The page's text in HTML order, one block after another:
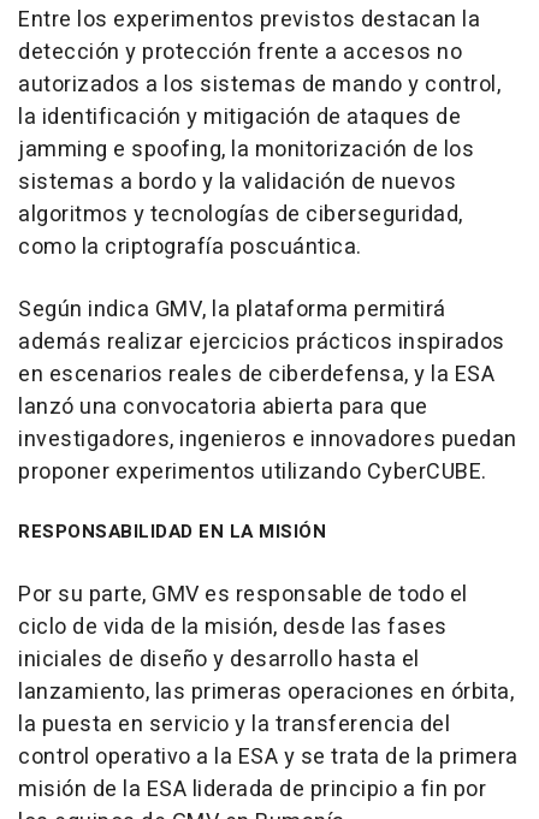
Entre los experimentos previstos destacan la
detección y protección frente a accesos no
autorizados a los sistemas de mando y control,
la identificación y mitigación de ataques de
jamming e spoofing, la monitorización de los
sistemas a bordo y la validación de nuevos
algoritmos y tecnologías de ciberseguridad,
como la criptografía poscuántica.
Según indica GMV, la plataforma permitirá
además realizar ejercicios prácticos inspirados
en escenarios reales de ciberdefensa, y la ESA
lanzó una convocatoria abierta para que
investigadores, ingenieros e innovadores puedan
proponer experimentos utilizando CyberCUBE.
RESPONSABILIDAD EN LA MISIÓN
Por su parte, GMV es responsable de todo el
ciclo de vida de la misión, desde las fases
iniciales de diseño y desarrollo hasta el
lanzamiento, las primeras operaciones en órbita,
la puesta en servicio y la transferencia del
control operativo a la ESA y se trata de la primera
misión de la ESA liderada de principio a fin por